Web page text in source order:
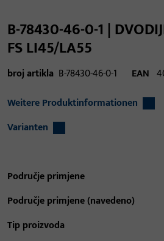
B-78430-46-0-1 |
FS LI45/LA55
broj artikla B-78430-46-0-1 EAN
Weitere Produktinformationen
Varianten
Područje primjene
Područje primjene (navedeno)
Tip proizvoda